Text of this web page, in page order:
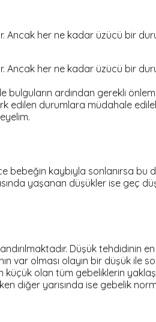
Ancak her ne kadar üzücü bir
Ancak her ne kadar üzücü bir
ardından gerekli
edilen durumlara müdahale
kaybıyla sonlanırsa bu
yaşanan düşükler ise geç
Düşük tehdidinin
var olması olayın bir düşük ile
olan tüm gebeliklerin
diğer yarısında ise gebelik